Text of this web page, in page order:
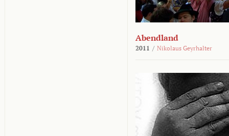
Abendland
2011 / Nikolaus Geyrhalter